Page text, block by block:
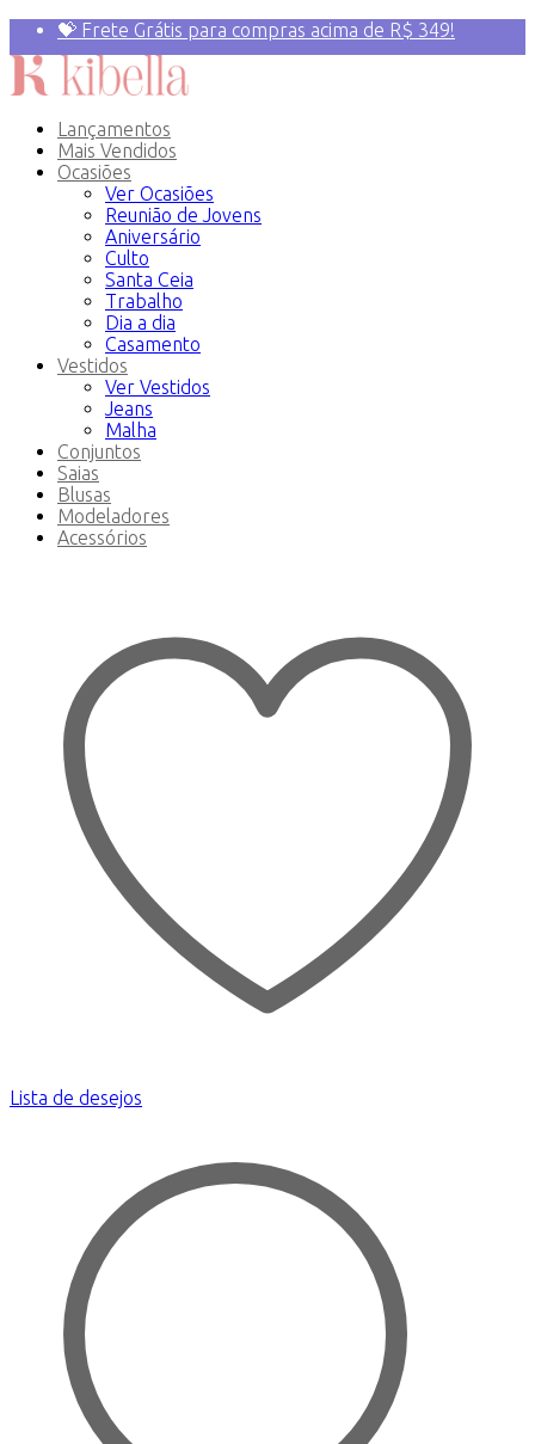
💝 Frete Grátis para compras acima de R$ 349!
Primeira compra? 10% OFF com o Cupom:
PRIMEIRAVEZ
Lançamentos
Mais Vendidos
Ocasiões
Ver Ocasiões
Reunião de Jovens
Aniversário
Culto
Santa Ceia
Trabalho
Dia a dia
Casamento
Vestidos
Ver Vestidos
Jeans
Malha
Conjuntos
Saias
Blusas
Modeladores
Acessórios
Lista de desejos